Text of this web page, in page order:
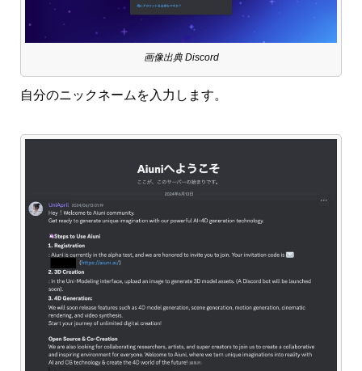
画像出典 Discord
自分のニックネームを入力します。